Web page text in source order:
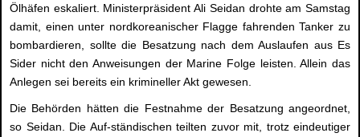
Ölhäfen eskaliert. Ministerpräsident Ali Seidan drohte am Samstag
damit, einen unter nordkoreanischer Flagge fahrenden Tanker zu
bombardieren, sollte die Besatzung nach dem Auslaufen aus Es
Sider nicht den Anweisungen der Marine Folge leisten. Allein das
Anlegen sei bereits ein krimineller Akt gewesen.
Die Behörden hätten die Festnahme der Besatzung angeordnet,
so Seidan. Die Auf-ständischen teilten zuvor mit, trotz eindeutiger